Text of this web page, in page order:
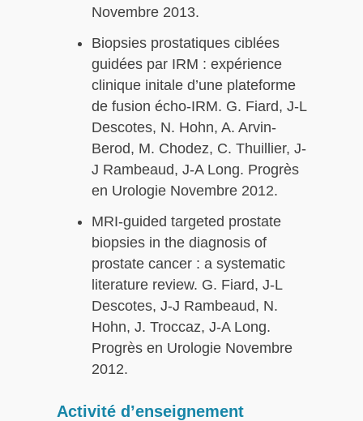
Novembre 2013.
Biopsies prostatiques ciblées
guidées par IRM : expérience
clinique initale d’une plateforme
de fusion écho-IRM. G. Fiard, J-L
Descotes, N. Hohn, A. Arvin-
Berod, M. Chodez, C. Thuillier, J-
J Rambeaud, J-A Long. Progrès
en Urologie Novembre 2012.
MRI-guided targeted prostate
biopsies in the diagnosis of
prostate cancer : a systematic
literature review. G. Fiard, J-L
Descotes, J-J Rambeaud, N.
Hohn, J. Troccaz, J-A Long.
Progrès en Urologie Novembre
2012.
Activité d’enseignement